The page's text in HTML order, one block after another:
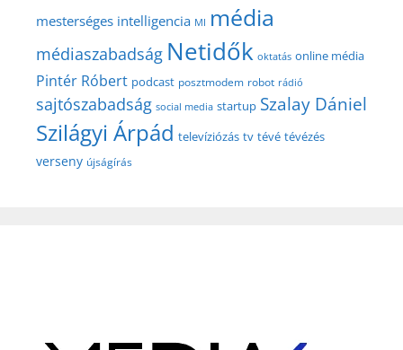
mesterséges intelligencia MI média
médiaszabadság Netidők oktatás online média
Pintér Róbert podcast posztmodem robot rádió
sajtószabadság social media startup Szalay Dániel
Szilágyi Árpád televíziózás tv tévé tévézés
verseny újságírás